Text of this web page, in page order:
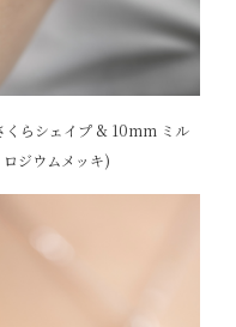
くらシェイプ & 10mm ミル
ジウムメッキ)